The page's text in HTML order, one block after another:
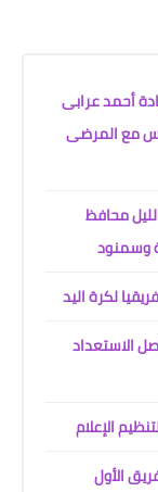
أحمد عرابى
مع المرضى
محافظ
وسمنود
لكرة اليد
الاستعداد
الإعلام
الأول